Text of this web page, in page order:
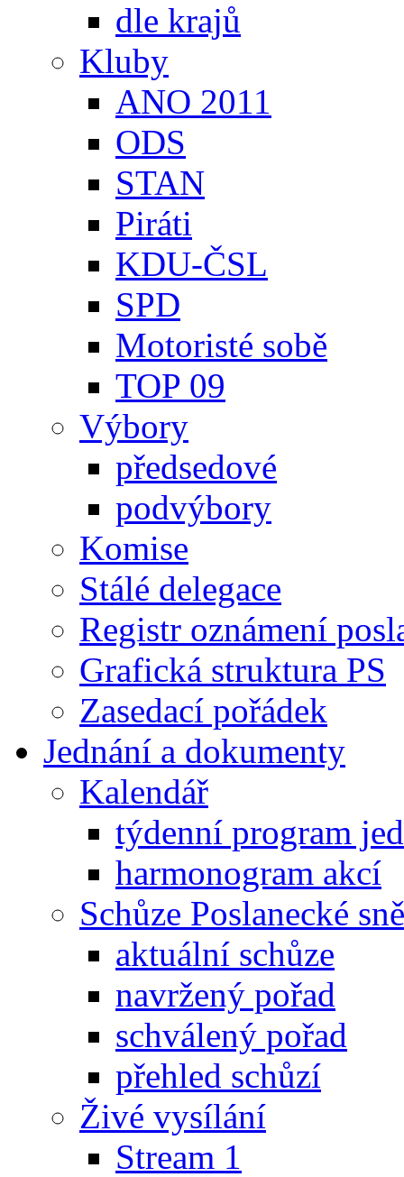
dle krajů
Kluby
ANO 2011
ODS
STAN
Piráti
KDU-ČSL
SPD
Motoristé sobě
TOP 09
Výbory
předsedové
podvýbory
Komise
Stálé delegace
Registr oznámení
Grafická struktura PS
Zasedací pořádek
Jednání a dokumenty
Kalendář
týdenní program
harmonogram akcí
Schůze Poslanecké
aktuální schůze
navržený pořad
schválený pořad
přehled schůzí
Živé vysílání
Stream 1